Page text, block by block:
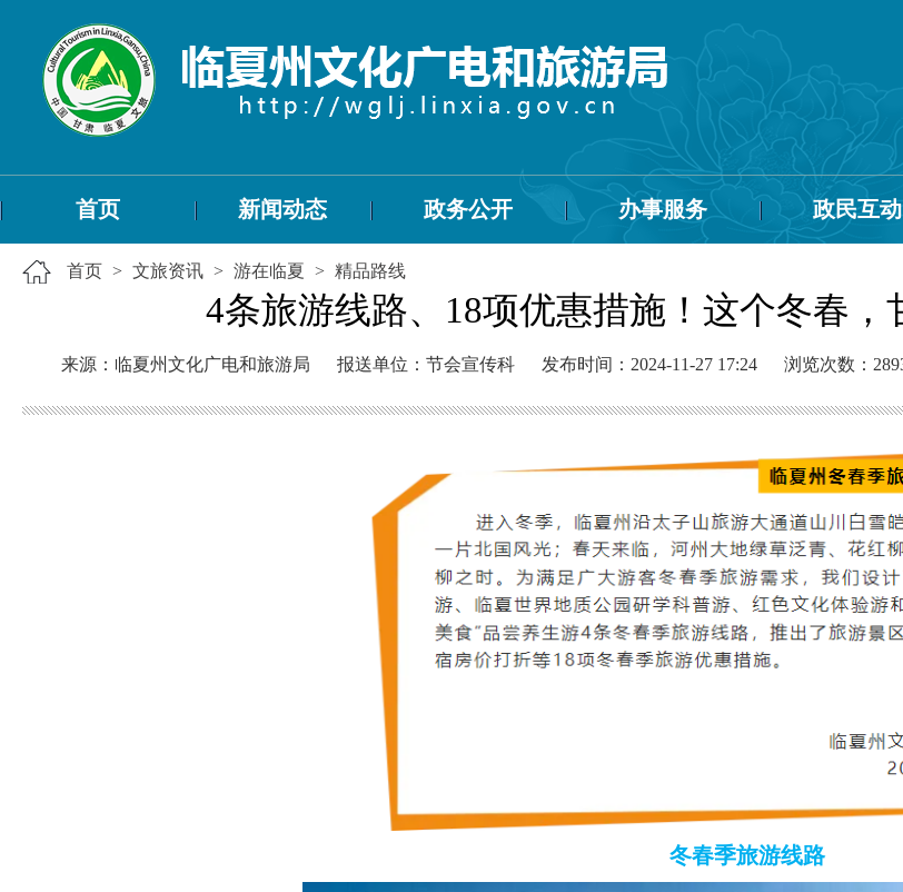
首页 新闻动态 政务公开 办事服务 政民互动
首页 > 文旅资讯 > 游在临夏 > 精品路线
4条旅游线路、18项优惠措施！这个冬春
来源：临夏州文化广电和旅游局 报送单位：节会宣传科 发布时间：2024-11-27 17:24 浏览次数：
冬春季旅游线路